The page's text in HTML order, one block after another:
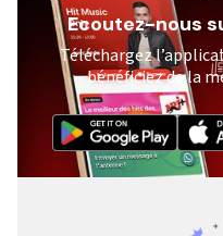
Ecoutez-nous
Téléchargez
bénéficiez de la